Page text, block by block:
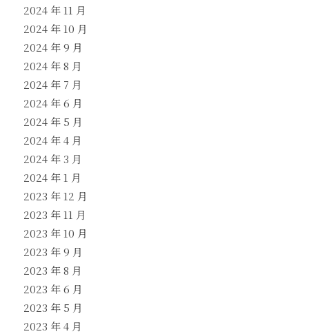
2024 年 11 月
2024 年 10 月
2024 年 9 月
2024 年 8 月
2024 年 7 月
2024 年 6 月
2024 年 5 月
2024 年 4 月
2024 年 3 月
2024 年 1 月
2023 年 12 月
2023 年 11 月
2023 年 10 月
2023 年 9 月
2023 年 8 月
2023 年 6 月
2023 年 5 月
2023 年 4 月